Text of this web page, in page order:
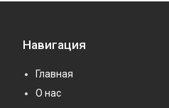
Навигация
Главная
О нас